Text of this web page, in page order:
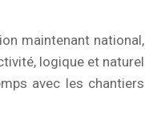
maintenant national,
logique et naturel
avec les chantiers